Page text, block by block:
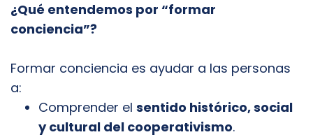
¿Qué entendemos por “formar
conciencia”?
Formar conciencia es ayudar a las personas
a:
Comprender el sentido histórico, social
y cultural del cooperativismo.